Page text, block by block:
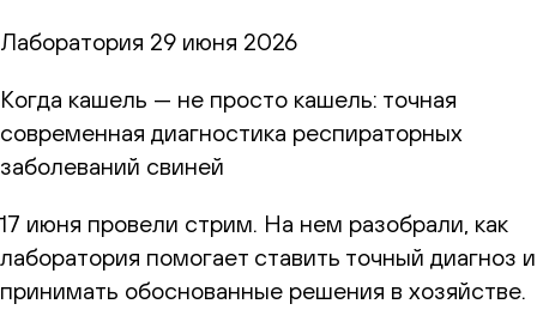
Лаборатория 29 июня 2026
Когда кашель — не просто кашель: точная
современная диагностика респираторных
заболеваний свиней
17 июня провели стрим. На нем разобрали, как
лаборатория помогает ставить точный диагноз и
принимать обоснованные решения в хозяйстве.